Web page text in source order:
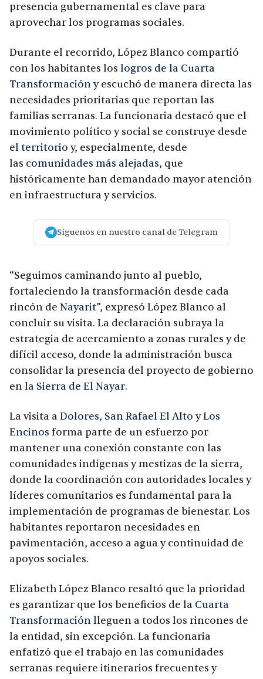
presencia gubernamental es clave para
aprovechar los programas sociales.
Durante el recorrido, López Blanco compartió
con los habitantes los logros de la Cuarta
Transformacióny escuchó de manera directa las
necesidades prioritarias que reportan las
familias serranas. La funcionaria destacó que el
movimiento político y social se construye desde
el territorio y, especialmente, desde
las comunidades más alejadas, que
históricamente han demandado mayor atención
en infraestructura y servicios.
Síguenos en nuestro canal de Telegram
“Seguimos caminando junto al pueblo,
fortaleciendo la transformación desde cada
rincón de Nayarit”, expresó López Blanco al
concluir su visita. La declaración subraya la
estrategia de acercamiento a zonas rurales y de
difícil acceso, donde la administración busca
consolidar la presencia del proyecto de gobierno
en la Sierra de El Nayar.
La visita a Dolores, San Rafael El Alto yLos
Encinos forma parte de un esfuerzo por
mantener una conexión constante con las
comunidades indígenas y mestizas de la sierra,
donde la coordinación con autoridades locales y
líderes comunitarios es fundamental para la
implementación de programas de bienestar. Los
habitantes reportaron necesidades en
pavimentación, acceso a agua y continuidad de
apoyos sociales.
Elizabeth López Blanco resaltó que la prioridad
es garantizar que los beneficios de la Cuarta
Transformaciónlleguen a todos los rincones de
la entidad, sin excepción. La funcionaria
enfatizó que el trabajo en las comunidades
serranas requiere itinerarios frecuentes y